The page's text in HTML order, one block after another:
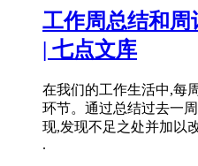
工作周总结和周
| 七点文库
在我们的工作生活中,每
环节。通过总结过去一
现,发现不足之处并加以
.